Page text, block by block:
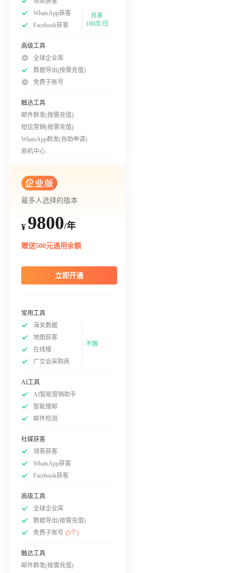
WhatsApp获客
Facebook获客
共享
100次/日
高级工具
全球企业库
数据导出(按需充值)
免费子账号
触达工具
邮件群发(按需充值)
短信营销(按需充值)
WhatsApp群发(自助申请)
商机中心
最多人选择的版本
¥ 9800/年
赠送500元通用余额
立即开通
常用工具
海关数据
地图获客
在线搜
广交会采购商
不限
AI工具
AI智能营销助手
智能搜邮
邮件检测
社媒获客
领英获客
WhatsApp获客
Facebook获客
高级工具
全球企业库
数据导出(按需充值)
免费子账号 (5个)
触达工具
邮件群发(按需充值)